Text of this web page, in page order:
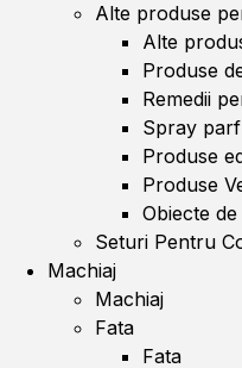
Alte produse
Alte
Produse
Remedii
Spray
Produse
Produse
Obiecte
Seturi Pentru
Machiaj
Machiaj
Fata
Fata